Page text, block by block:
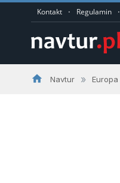
Kontakt · Regulamin ·
home Navtur » Europa